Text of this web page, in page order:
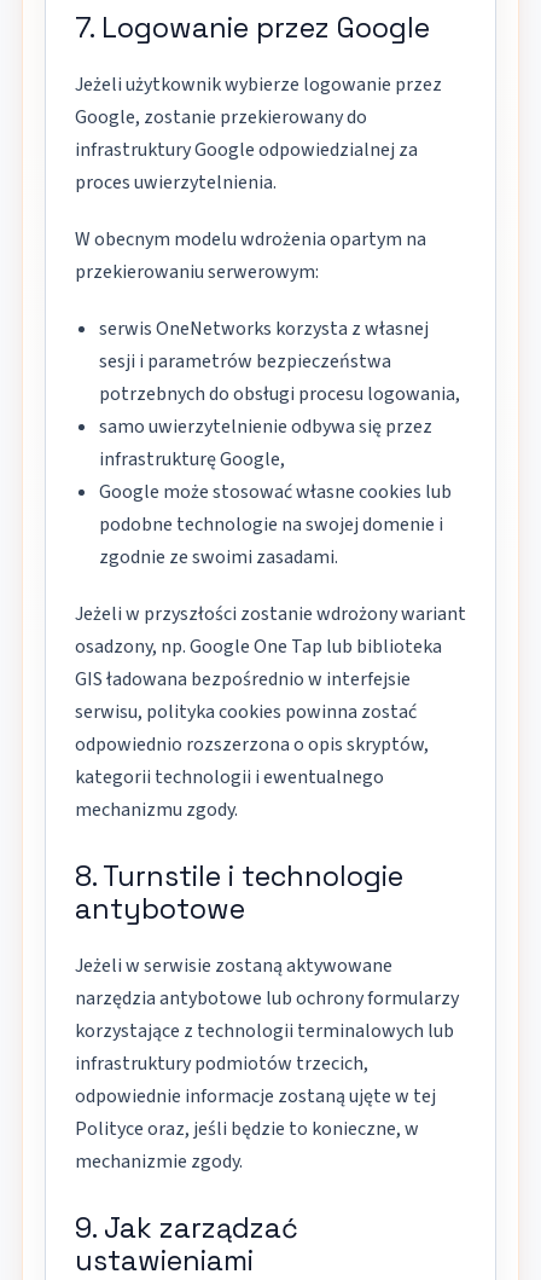
7. Logowanie przez Google
Jeżeli użytkownik wybierze logowanie przez
Google, zostanie przekierowany do
infrastruktury Google odpowiedzialnej za
proces uwierzytelnienia.
W obecnym modelu wdrożenia opartym na
przekierowaniu serwerowym:
serwis OneNetworks korzysta z własnej
sesji i parametrów bezpieczeństwa
potrzebnych do obsługi procesu logowania,
samo uwierzytelnienie odbywa się przez
infrastrukturę Google,
Google może stosować własne cookies lub
podobne technologie na swojej domenie i
zgodnie ze swoimi zasadami.
Jeżeli w przyszłości zostanie wdrożony wariant
osadzony, np. Google One Tap lub biblioteka
GIS ładowana bezpośrednio w interfejsie
serwisu, polityka cookies powinna zostać
odpowiednio rozszerzona o opis skryptów,
kategorii technologii i ewentualnego
mechanizmu zgody.
8. Turnstile i technologie
antybotowe
Jeżeli w serwisie zostaną aktywowane
narzędzia antybotowe lub ochrony formularzy
korzystające z technologii terminalowych lub
infrastruktury podmiotów trzecich,
odpowiednie informacje zostaną ujęte w tej
Polityce oraz, jeśli będzie to konieczne, w
mechanizmie zgody.
9. Jak zarządzać
ustawieniami